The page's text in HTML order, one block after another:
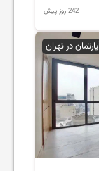
242 روز پیش
در تهران